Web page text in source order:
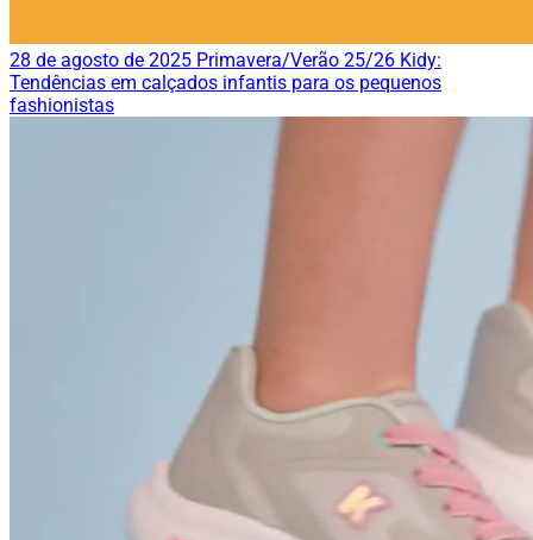
28 de agosto de 2025 Primavera/Verão 25/26 Kidy:
Tendências em calçados infantis para os pequenos
fashionistas